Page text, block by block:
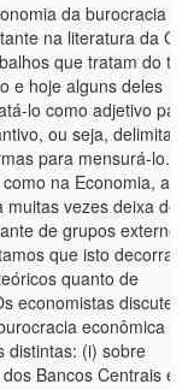
da burocracia é
na literatura da
que tratam do
e hoje alguns deles
lo como adjetivo
ou seja,
para mensurá-lo.
na Economia, a
muitas vezes deixa de
de grupos
que isto decorra
quanto de
economistas discutem
econômica
distintas: (i) sobre
Bancos Centrais e